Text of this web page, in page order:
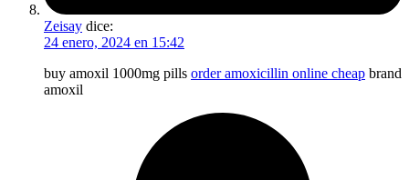
Zeisay dice:
24 enero, 2024 en 15:42
buy amoxil 1000mg pills order amoxicillin online cheap brand
amoxil